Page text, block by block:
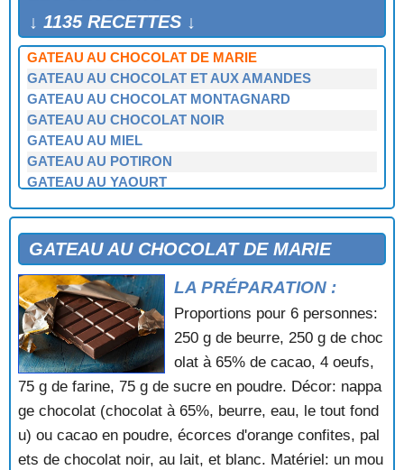
↓ 1135 RECETTES ↓
GATEAU ARGENTE
GATEAU AU CHOCOLAT
GATEAU AU CHOCOLAT DE MARIE
GATEAU AU CHOCOLAT ET AUX AMANDES
GATEAU AU CHOCOLAT MONTAGNARD
GATEAU AU CHOCOLAT NOIR
GATEAU AU MIEL
GATEAU AU POTIRON
GATEAU AU YAOURT
GATEAU AUX AMANDES
GATEAU AUX AMANDES FOURRE AU CHOCOLAT
GATEAU AUX BISCUITS DE REIMS
GATEAU AUX CAROTTES
GATEAU AUX DATTES ET AUX NOISETTES
GATEAU AUX GROSEILLES
GATEAU AUX MIRABELLES
GATEAU AUX MYRTILLES
GATEAU AUX NOISETTES
GATEAU AUX NOISETTES ET A LA CREME
GATEAU AUX NOISETTES ET AU CHOCOLAT
GATEAU AU CHOCOLAT DE MARIE
LA PRÉPARATION :
Proportions pour 6 personnes:
250 g de beurre, 250 g de choc
olat à 65% de cacao, 4 oeufs,
75 g de farine, 75 g de sucre en poudre. Décor: nappa
ge chocolat (chocolat à 65%, beurre, eau, le tout fond
u) ou cacao en poudre, écorces d'orange confites, pal
ets de chocolat noir, au lait, et blanc. Matériel: un mou